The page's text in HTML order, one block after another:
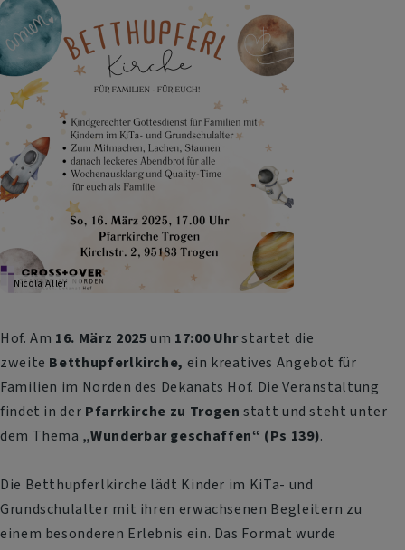
Nicola Aller
Hof. Am 16. März 2025um 17:00 Uhrstartet die
zweite Betthupferlkirche, ein kreatives Angebot für
Familien im Norden des Dekanats Hof. Die Veranstaltung
findet in der Pfarrkirche zu Trogenstatt und steht unter
dem Thema „Wunderbar geschaffen“ (Ps 139).
Die Betthupferlkirche lädt Kinder im KiTa- und
Grundschulalter mit ihren erwachsenen Begleitern zu
einem besonderen Erlebnis ein. Das Format wurde